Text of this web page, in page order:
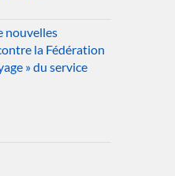
nouvelles
la Fédération
» du service